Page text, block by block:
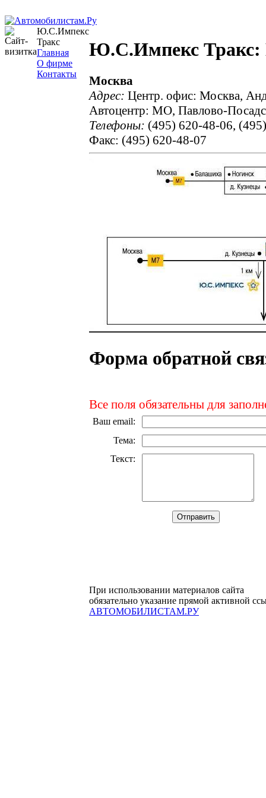
Ю.С.Импекс
Тракс
Главная
О фирме
Контакты
Ю.С.Импекс Тракс:
Москва
Адрес: Центр. офис: Москва,
Автоцентр: МО, Павлово-
Телефоны: (495) 620-48-06,
Факс: (495) 620-48-07
Форма обратной
Все поля обязательны для
Ваш email:
Тема:
Текст:
При использовании материалов сайта
обязательно указание прямой активной
АВТОМОБИЛИСТАМ.РУ